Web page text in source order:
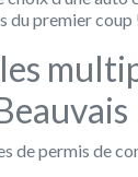
du premier coup !
de permis de